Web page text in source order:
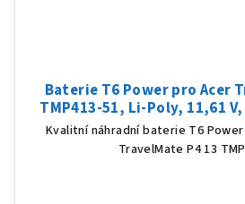
Baterie T6 Power pro Acer
TMP413-51, Li-Poly, 11,61
Wh), černá
Kvalitní náhradní baterie T6
TravelMate P4 13